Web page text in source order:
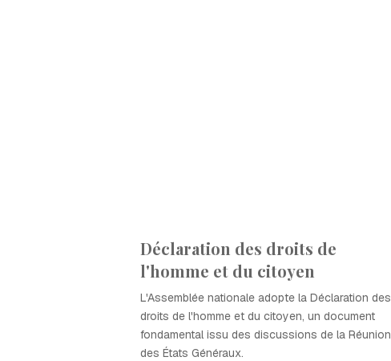
Déclaration des droits de
l'homme et du citoyen
L'Assemblée nationale adopte la Déclaration des
droits de l'homme et du citoyen, un document
fondamental issu des discussions de la Réunion
des États Généraux.